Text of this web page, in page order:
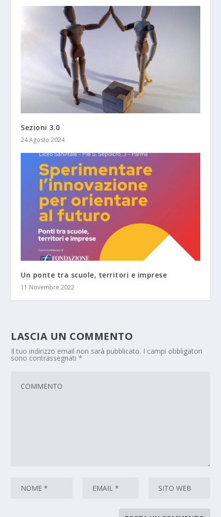
Sezioni 3.0
24 Agosto 2024
Un ponte tra scuole, territori e imprese
11 Novembre 2022
LASCIA UN COMMENTO
Il tuo indirizzo email non sarà pubblicato. I campi obbligatori
sono contrassegnati*